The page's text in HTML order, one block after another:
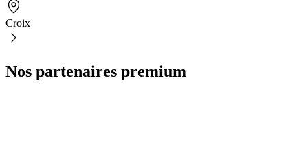
Croix
Nos partenaires premium